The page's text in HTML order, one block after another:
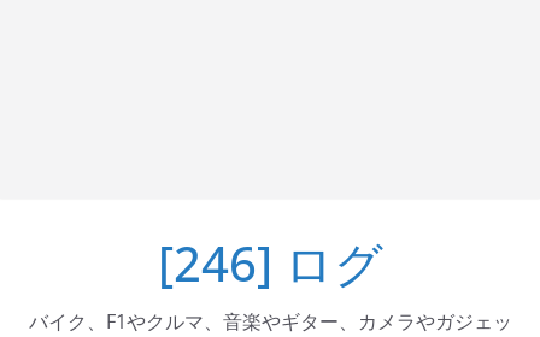
[246] ログ
バイク、F1やクルマ、音楽やギター、カメラやガジェッ